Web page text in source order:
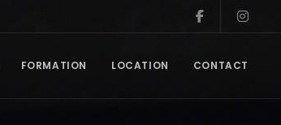
FORMATION LOCATION CONTACT